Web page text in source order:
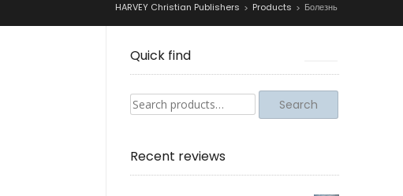
HARVEY Christian Publishers > Products > Болезнь
Quick find
Search
for:
Search
Recent reviews